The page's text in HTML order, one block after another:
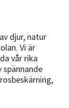
djur, natur
Vi är
vår rika
spännande